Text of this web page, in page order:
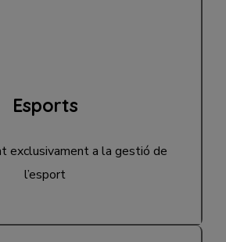
Esports
exclusivament a la gestió de
l’esport